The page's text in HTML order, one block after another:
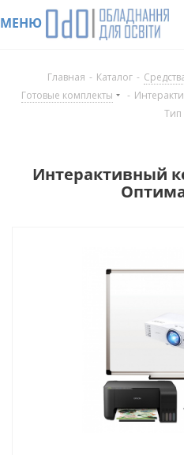
МЕНЮ
Главная - Каталог -
Готовые комплекты
-
Тип
Интерактивный